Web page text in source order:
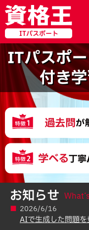
ITパスポート
ITパスポ
付き
お知らせ
2026/6/16
AIで生成した問題